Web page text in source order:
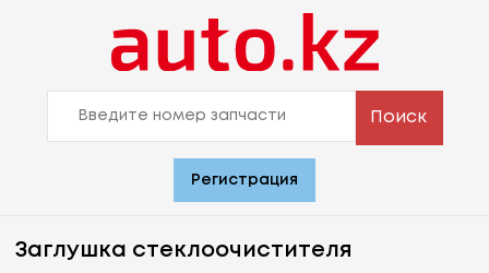
Поиск
Регистрация
Заглушка стеклоочистителя